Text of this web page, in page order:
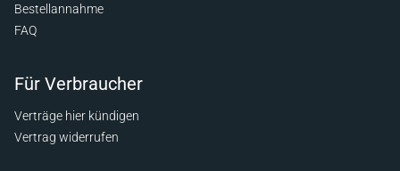
Bestellannahme
FAQ
Für Verbraucher
Verträge hier kündigen
Vertrag widerrufen